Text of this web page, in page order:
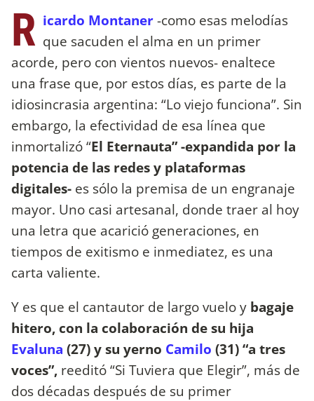
R icardo Montaner-como esas melodías
que sacuden el alma en un primer
acorde, pero con vientos nuevos- enaltece
una frase que, por estos días, es parte de la
idiosincrasia argentina: “Lo viejo funciona”. Sin
embargo, la efectividad de esa línea que
inmortalizó “El Eternauta” -expandida por la
potencia de las redes y plataformas
digitales- es sólo la premisa de un engranaje
mayor. Uno casi artesanal, donde traer al hoy
una letra que acarició generaciones, en
tiempos de exitismo e inmediatez, es una
carta valiente.
Y es que el cantautor de largo vuelo y bagaje
hitero, con la colaboración de su hija
Evaluna (27) y su yerno Camilo (31) “a tres
voces”, reeditó “Si Tuviera que Elegir”, más de
dos décadas después de su primer